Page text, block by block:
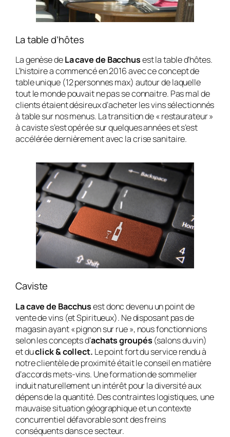
La table d’hôtes
La genèse deLa cave de Bacchusest la table d’hôtes.
L’histoire a commencé en 2016 avec ce concept de
table unique (12 personnes max) autour de laquelle
tout le monde pouvait ne pas se connaitre. Pas mal de
clients étaient désireux d’acheter les vins sélectionnés
à table sur nos menus. La transition de « restaurateur »
à caviste s’est opérée sur quelques années et s’est
accélérée dernièrement avec la crise sanitaire.
Caviste
La cave de Bacchusest donc devenu un point de
vente de vins (et Spiritueux). Ne disposant pas de
magasin ayant « pignon sur rue », nous fonctionnions
selon les concepts d’achats groupés (salons du vin)
et duclick & collect. Le point fort du service rendu à
notre clientèle de proximité était le conseil en matière
d’accords mets-vins. Une formation de sommelier
induit naturellement un intérêt pour la diversité aux
dépens de la quantité. Des contraintes logistiques, une
mauvaise situation géographique et un contexte
concurrentiel défavorable sont des freins
conséquents dans ce secteur.